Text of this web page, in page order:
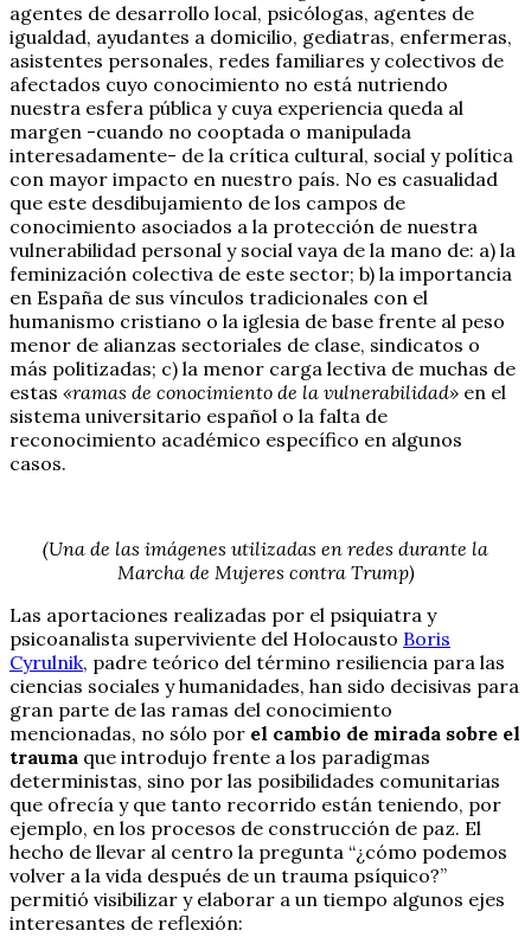
agentes de desarrollo local, psicólogas, agentes de
igualdad, ayudantes a domicilio, gediatras, enfermeras,
asistentes personales, redes familiares y colectivos de
afectados cuyo conocimiento no está nutriendo
nuestra esfera pública y cuya experiencia queda al
margen -cuando no cooptada o manipulada
interesadamente- de la crítica cultural, social y política
con mayor impacto en nuestro país. No es casualidad
que este desdibujamiento de los campos de
conocimiento asociados a la protección de nuestra
vulnerabilidad personal y social vaya de la mano de: a) la
feminización colectiva de este sector; b) la importancia
en España de sus vínculos tradicionales con el
humanismo cristiano o la iglesia de base frente al peso
menor de alianzas sectoriales de clase, sindicatos o
más politizadas; c) la menor carga lectiva de muchas de
estas «ramas de conocimiento de la vulnerabilidad» en el
sistema universitario español o la falta de
reconocimiento académico específico en algunos
casos.
(Una de las imágenes utilizadas en redes durante la
Marcha de Mujeres contra Trump)
Las aportaciones realizadas por el psiquiatra y
psicoanalista superviviente del Holocausto Boris
Cyrulnik, padre teórico del término resiliencia para las
ciencias sociales y humanidades, han sido decisivas para
gran parte de las ramas del conocimiento
mencionadas, no sólo por el cambio de mirada sobre el
trauma que introdujo frente a los paradigmas
deterministas, sino por las posibilidades comunitarias
que ofrecía y que tanto recorrido están teniendo, por
ejemplo, en los procesos de construcción de paz. El
hecho de llevar al centro la pregunta “¿cómo podemos
volver a la vida después de un trauma psíquico?”
permitió visibilizar y elaborar a un tiempo algunos ejes
interesantes de reflexión: